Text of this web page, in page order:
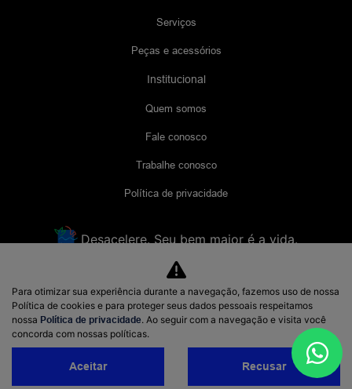
Serviços
Peças e acessórios
Institucional
Quem somos
Fale conosco
Trabalhe conosco
Política de privacidade
Desacelere. Seu bem maior é a vida.
Lyra comércio de Veículos
48.956.621/0001-70
Para otimizar sua experiência durante a navegação, fazemos uso de nossa
Política de cookies e para proteger seus dados pessoais respeitamos
nossa Política de privacidade. Ao seguir com a navegação e visita você
concorda com nossas políticas.
Aceitar Recusar